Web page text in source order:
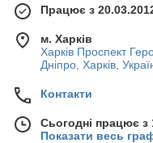
Працює з
м. Харків
Харків Проспект
Дніпро, Харків,
Контакти
Сьогодні працює з
Показати весь